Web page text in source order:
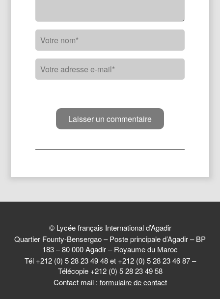
© Lycée français International d’Agadir
Quartier Founty-Bensergao – Poste principale d’Agadir – BP
183 – 80 000 Agadir – Royaume du Maroc
Tél +212 (0) 5 28 23 49 48 et +212 (0) 5 28 23 46 87 –
Télécopie +212 (0) 5 28 23 49 58
Contact mail : formulaire de contact